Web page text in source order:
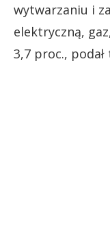
wytwarzaniu i
elektryczną,
3,7 proc., podał